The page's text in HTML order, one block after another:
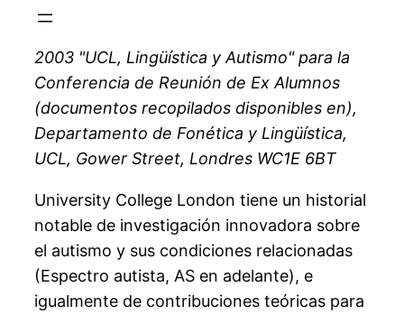
2003 "UCL, Lingüística y Autismo" para la
Conferencia de Reunión de Ex Alumnos
(documentos recopilados disponibles en),
Departamento de Fonética y Lingüística,
UCL, Gower Street, Londres WC1E 6BT
University College London tiene un historial
notable de investigación innovadora sobre
el autismo y sus condiciones relacionadas
(Espectro autista, AS en adelante), e
igualmente de contribuciones teóricas para